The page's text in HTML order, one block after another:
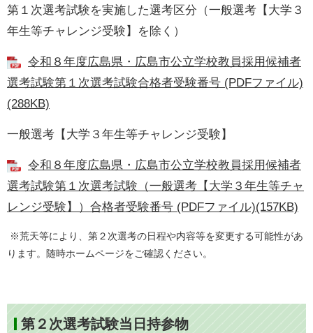
第１次選考試験を実施した選考区分（​一般選考【大学３
年生等チャレンジ受験】を除く）
令和８年度広島県・広島市公立学校教員採用候補者
選考試験第１次選考試験合格者受験番号 (PDFファイル)
(288KB)
​一般選考【大学３年生等チャレンジ受験】
令和８年度広島県・広島市公立学校教員採用候補者
選考試験第１次選考試験（一般選考【大学３年生等チャ
レンジ受験】）合格者受験番号 (PDFファイル)(157KB)
※荒天等により、第２次選考の日程や内容等を変更する可能性があ
ります。随時ホームページをご確認ください。
第２次選考試験当日持参物